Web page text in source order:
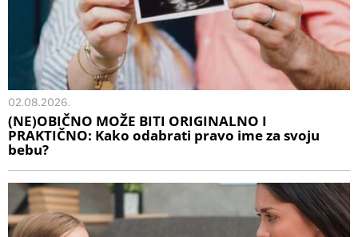
02.08.2026.
(NE)OBIČNO MOŽE BITI ORIGINALNO I
PRAKTIČNO: Kako odabrati pravo ime za svoju
bebu?